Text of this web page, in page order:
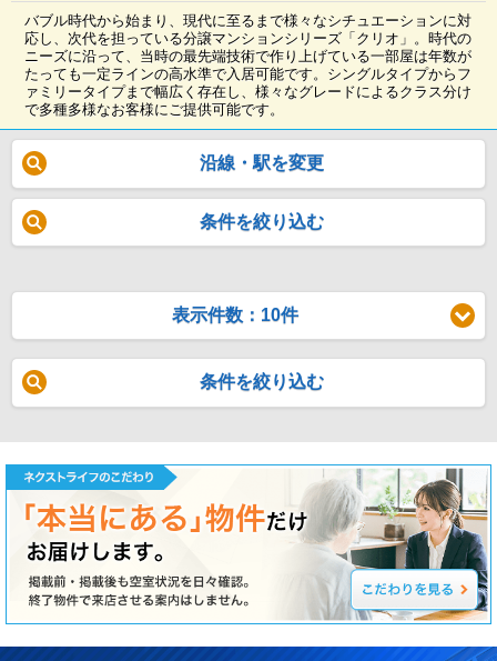
バブル時代から始まり、現代に至るまで様々なシチュエーションに対
応し、次代を担っている分譲マンションシリーズ「クリオ」。時代の
ニーズに沿って、当時の最先端技術で作り上げている一部屋は年数が
たっても一定ラインの高水準で入居可能です。シングルタイプからフ
ァミリータイプまで幅広く存在し、様々なグレードによるクラス分け
で多種多様なお客様にご提供可能です。
沿線・駅を変更
条件を絞り込む
表示件数：10件
条件を絞り込む